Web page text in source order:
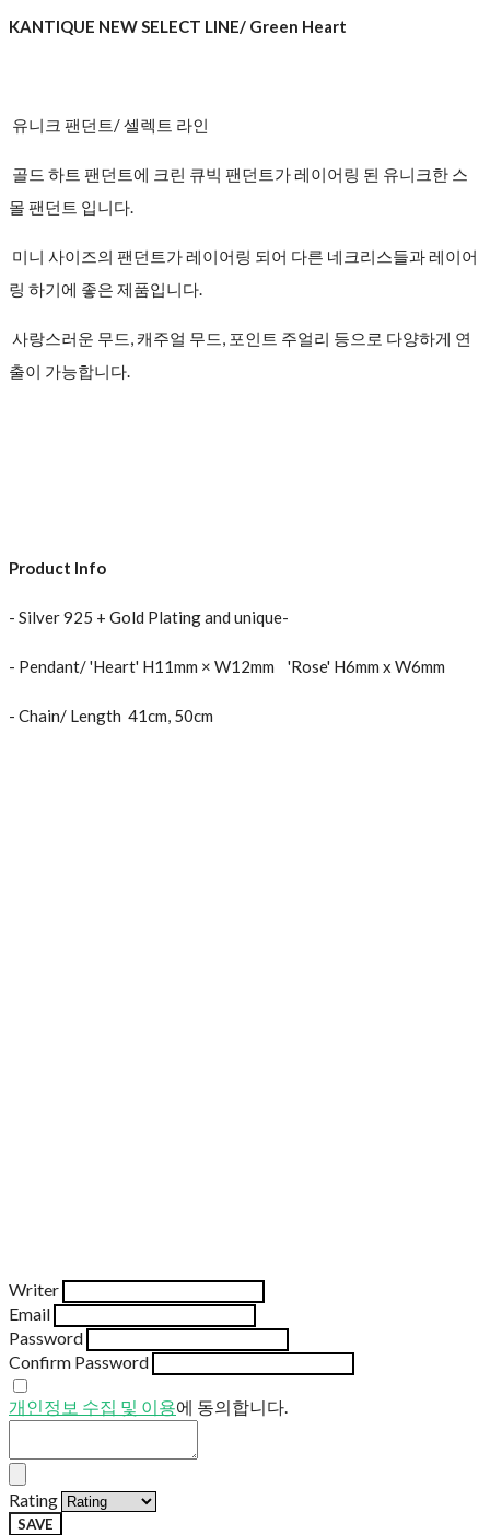
KANTIQUE NEW SELECT LINE/ Green Heart
유니크 팬던트/ 셀렉트 라인
골드 하트 팬던트에 크린 큐빅 팬던트가 레이어링 된 유니크한 스
몰 팬던트 입니다.
미니 사이즈의 팬던트가 레이어링 되어 다른 네크리스들과 레이어
링 하기에 좋은 제품입니다.
사랑스러운 무드, 캐주얼 무드, 포인트 주얼리 등으로 다양하게 연
출이 가능합니다.
Product Info
- Silver 925 + Gold Plating and unique-
- Pendant/ 'Heart' H11mm × W12mm 'Rose' H6mm x W6mm
- Chain/ Length 41cm, 50cm
Writer
Email
Password
Confirm Password
개인정보 수집 및 이용에 동의합니다.
Rating
SAVE